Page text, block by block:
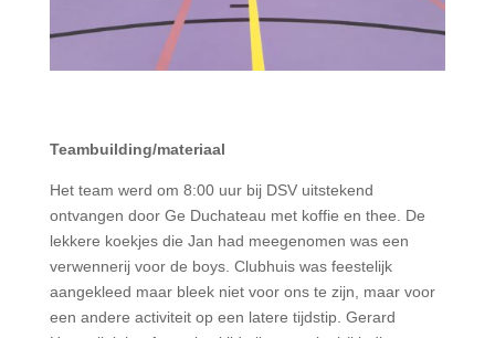
Teambuilding/materiaal
Het team werd om 8:00 uur bij DSV uitstekend
ontvangen door Ge Duchateau met koffie en thee. De
lekkere koekjes die Jan had meegenomen was een
verwennerij voor de boys. Clubhuis was feestelijk
aangekleed maar bleek niet voor ons te zijn, maar voor
een andere activiteit op een latere tijdstip. Gerard